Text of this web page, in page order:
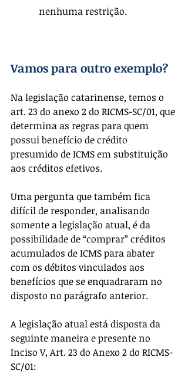
            nenhuma restrição.
Vamos para outro exemplo?
Na legislação catarinense, temos o
art. 23 do anexo 2 do RICMS-SC/01, que
determina as regras para quem
possui benefício de crédito
presumido de ICMS em substituição
aos créditos efetivos.
Uma pergunta que também fica
difícil de responder, analisando
somente a legislação atual, é da
possibilidade de “comprar” créditos
acumulados de ICMS para abater
com os débitos vinculados aos
benefícios que se enquadraram no
disposto no parágrafo anterior.
A legislação atual está disposta da
seguinte maneira e presente no
Inciso V, Art. 23 do Anexo 2 do RICMS-
SC/01: